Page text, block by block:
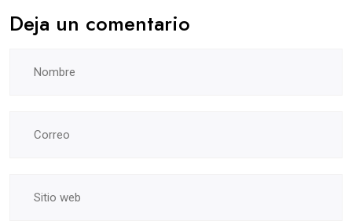
Deja un comentario